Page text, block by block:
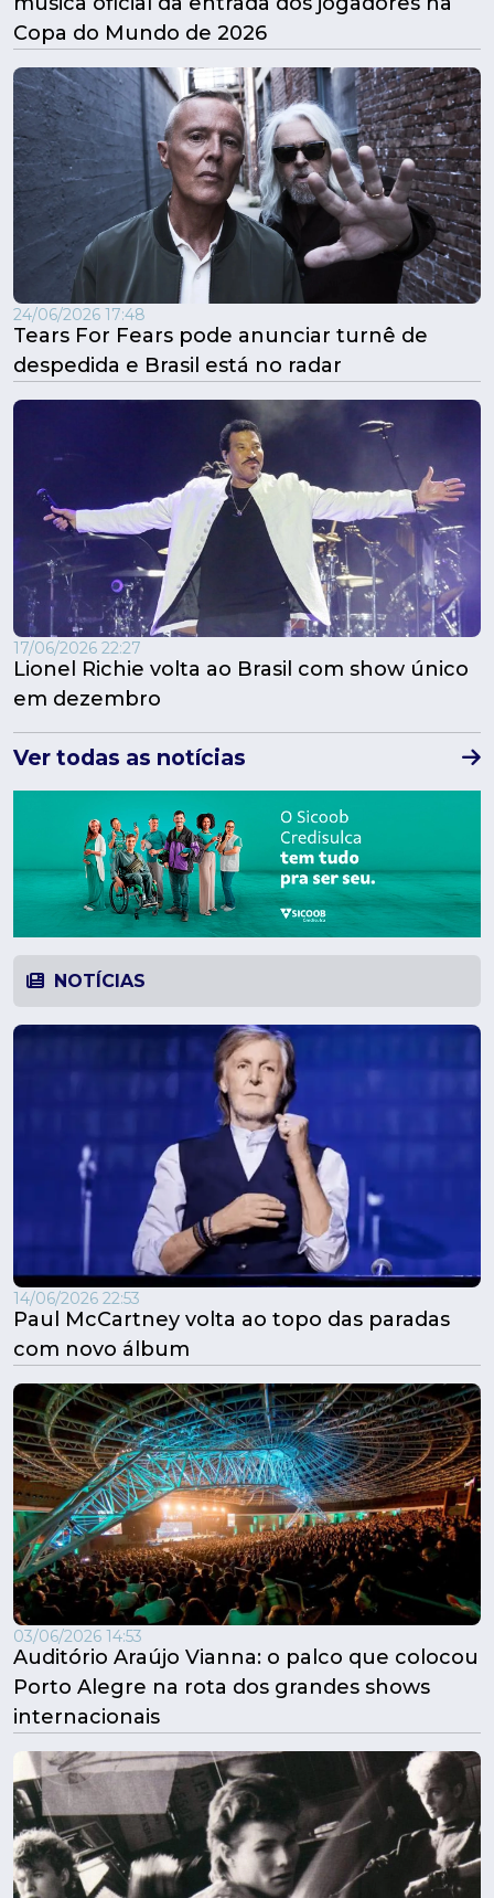
Copa do Mundo de 2026
24/06/2026 17:48
Tears For Fears pode anunciar turnê de
despedida e Brasil está no radar
17/06/2026 22:27
Lionel Richie volta ao Brasil com show único
em dezembro
Ver todas as notícias
NOTÍCIAS
14/06/2026 22:53
Paul McCartney volta ao topo das paradas
com novo álbum
03/06/2026 14:53
Auditório Araújo Vianna: o palco que colocou
Porto Alegre na rota dos grandes shows
internacionais